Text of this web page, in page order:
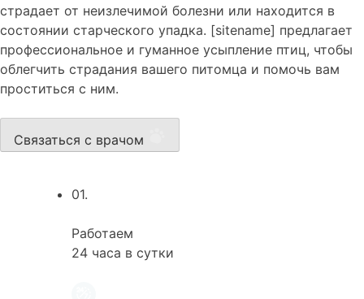
страдает от неизлечимой болезни или находится в
состоянии старческого упадка. [sitename] предлагает
профессиональное и гуманное усыпление птиц, чтобы
облегчить страдания вашего питомца и помочь вам
проститься с ним.
Связаться с врачом
01.
Работаем
24 часа в сутки